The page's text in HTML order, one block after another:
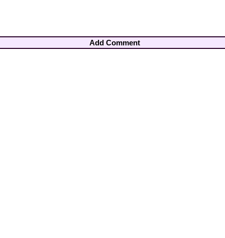
Add Comment